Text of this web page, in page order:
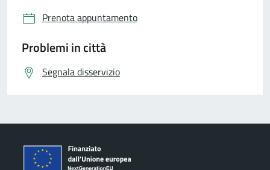
Prenota appuntamento
Problemi in città
Segnala disservizio